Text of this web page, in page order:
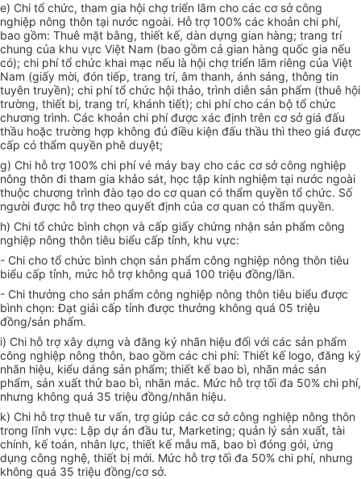
e) Chi tổ chức, tham gia hội chợ triển lãm cho các cơ sở công
nghiệp nông thôn tại nước ngoài. Hỗ trợ 100% các khoản chi phí,
bao gồm: Thuê mặt bằng, thiết kế, dàn dựng gian hàng; trang trí
chung của khu vực Việt Nam (bao gồm cả gian hàng quốc gia nếu
có); chi phí tổ chức khai mạc nếu là hội chợ triển lãm riêng của Việt
Nam (giấy mời, đón tiếp, trang trí, âm thanh, ánh sáng, thông tin
tuyên truyền); chi phí tổ chức hội thảo, trình diễn sản phẩm (thuê hội
trường, thiết bị, trang trí, khánh tiết); chi phí cho cán bộ tổ chức
chương trình. Các khoản chi phí được xác định trên cơ sở giá đấu
thầu hoặc trường hợp không đủ điều kiện đấu thầu thì theo giá được
cấp có thẩm quyền phê duyệt;
g) Chi hỗ trợ 100% chi phí vé máy bay cho các cơ sở công nghiệp
nông thôn đi tham gia khảo sát, học tập kinh nghiệm tại nước ngoài
thuộc chương trình đào tạo do cơ quan có thẩm quyền tổ chức. Số
người được hỗ trợ theo quyết định của cơ quan có thẩm quyền.
h) Chi tổ chức bình chọn và cấp giấy chứng nhận sản phẩm công
nghiệp nông thôn tiêu biểu cấp tỉnh, khu vực:
- Chi cho tổ chức bình chọn sản phẩm công nghiệp nông thôn tiêu
biểu cấp tỉnh, mức hỗ trợ không quá 100 triệu đồng/lần.
- Chi thưởng cho sản phẩm công nghiệp nông thôn tiêu biểu được
bình chọn: Đạt giải cấp tỉnh được thưởng không quá 05 triệu
đồng/sản phẩm.
i) Chi hỗ trợ xây dựng và đăng ký nhãn hiệu đối với các sản phẩm
công nghiệp nông thôn, bao gồm các chi phí: Thiết kế logo, đăng ký
nhãn hiệu, kiểu dáng sản phẩm; thiết kế bao bì, nhãn mác sản
phẩm, sản xuất thử bao bì, nhãn mác. Mức hỗ trợ tối đa 50% chi phí,
nhưng không quá 35 triệu đồng/nhãn hiệu.
k) Chi hỗ trợ thuê tư vấn, trợ giúp các cơ sở công nghiệp nông thôn
trong lĩnh vực: Lập dự án đầu tư, Marketing; quản lý sản xuất, tài
chính, kế toán, nhân lực, thiết kế mẫu mã, bao bì đóng gói, ứng
dụng công nghệ, thiết bị mới. Mức hỗ trợtối đa 50% chi phí, nhưng
không quá 35 triệu đồng/cơ sở.